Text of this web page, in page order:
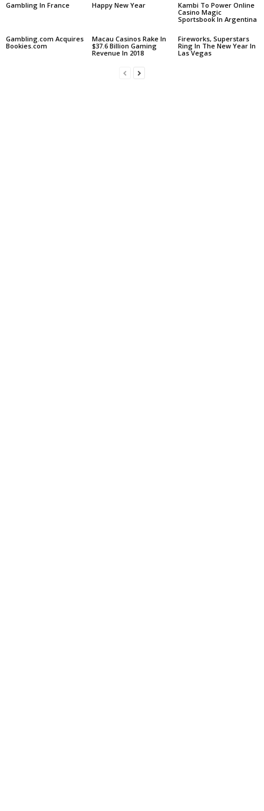
Gambling In France Happy New Year
Kambi To Power Online
Casino Magic
Sportsbook In Argentina
Gambling.com Acquires
Bookies.com
Macau Casinos Rake In
$37.6 Billion Gaming
Revenue In 2018
Fireworks, Superstars
Ring In The New Year In
Las Vegas